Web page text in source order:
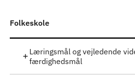
Folkeskole
Læringsmål og vejledende
færdighedsmål